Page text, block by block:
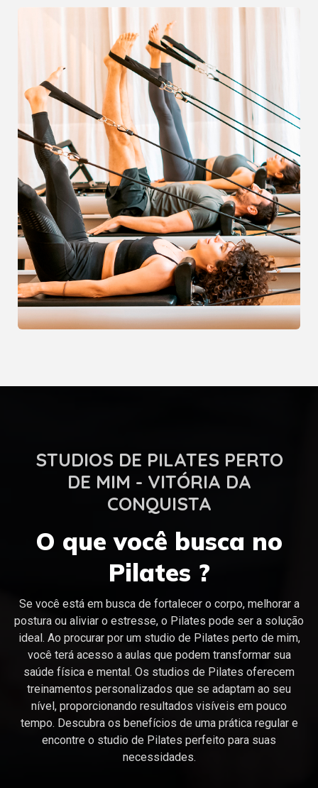
STUDIOS DE PILATES PERTO
DE MIM - VITÓRIA DA
CONQUISTA
O que você busca no
Pilates ?
Se você está em busca de fortalecer o corpo, melhorar a
postura ou aliviar o estresse, o Pilates pode ser a solução
ideal. Ao procurar por um studio de Pilates perto de mim,
você terá acesso a aulas que podem transformar sua
saúde física e mental. Os studios de Pilates oferecem
treinamentos personalizados que se adaptam ao seu
nível, proporcionando resultados visíveis em pouco
tempo. Descubra os benefícios de uma prática regular e
encontre o studio de Pilates perfeito para suas
necessidades.